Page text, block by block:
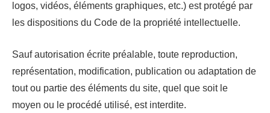
logos, vidéos, éléments graphiques, etc.) est protégé par
les dispositions du Code de la propriété intellectuelle.
Sauf autorisation écrite préalable, toute reproduction,
représentation, modification, publication ou adaptation de
tout ou partie des éléments du site, quel que soit le
moyen ou le procédé utilisé, est interdite.